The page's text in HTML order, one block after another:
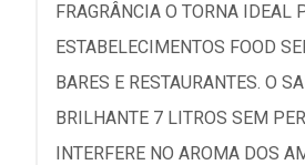
FRAGRÂNCIA O TORNA IDEAL
ESTABELECIMENTOS FOOD
BARES E RESTAURANTES. O
BRILHANTE 7 LITROS SEM
INTERFERE NO AROMA DOS